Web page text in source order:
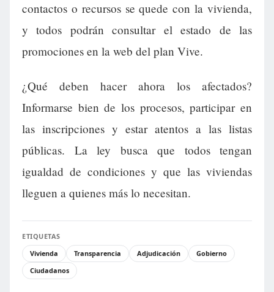
contactos o recursos se quede con la vivienda,
y todos podrán consultar el estado de las
promociones en la web del plan Vive.
¿Qué deben hacer ahora los afectados?
Informarse bien de los procesos, participar en
las inscripciones y estar atentos a las listas
públicas. La ley busca que todos tengan
igualdad de condiciones y que las viviendas
lleguen a quienes más lo necesitan.
ETIQUETAS
Vivienda
Transparencia Adjudicación
Gobierno
Ciudadanos